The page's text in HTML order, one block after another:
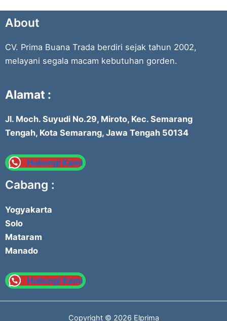
About
CV. Prima Buana Trada berdiri sejak tahun 2002,
melayani segala macam kebutuhan gorden.
Alamat :
Jl. Moch. Suyudi No.29, Miroto, Kec. Semarang
Tengah, Kota Semarang, Jawa Tengah 50134
Hubungi Kami
Cabang :
Yogyakarta
Solo
Mataram
Manado
Hubungi Kami
Copyright © 2026 Elprima